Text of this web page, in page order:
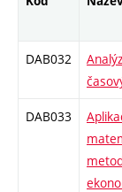
DAB032
DAB033